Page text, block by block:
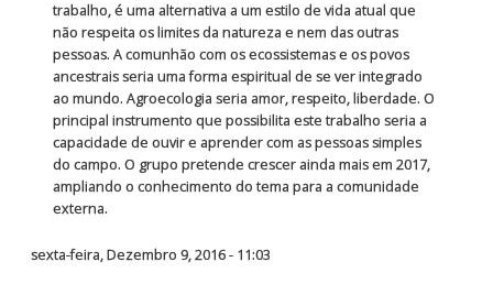
trabalho, é uma alternativa a um estilo de vida atual que
não respeita os limites da natureza e nem das outras
pessoas. A comunhão com os ecossistemas e os povos
ancestrais seria uma forma espiritual de se ver integrado
ao mundo. Agroecologia seria amor, respeito, liberdade. O
principal instrumento que possibilita este trabalho seria a
capacidade de ouvir e aprender com as pessoas simples
do campo. O grupo pretende crescer ainda mais em 2017,
ampliando o conhecimento do tema para a comunidade
externa.
sexta-feira, Dezembro 9, 2016 - 11:03